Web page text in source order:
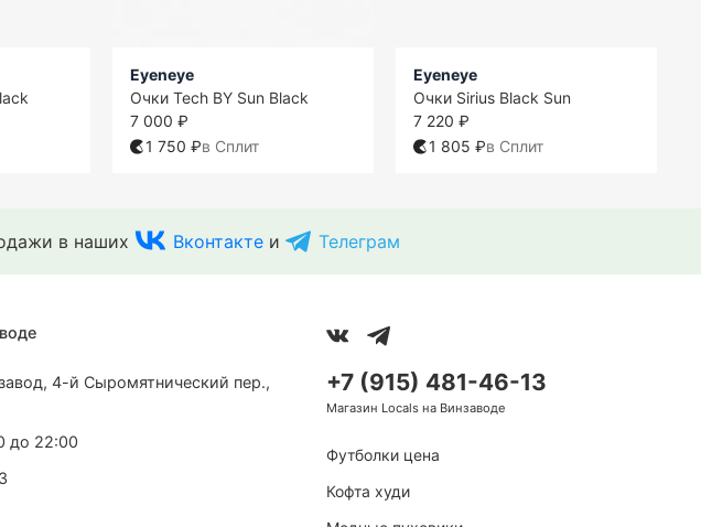
Eyeneye
Очки Tech BY Sun Black
7 000 ₽
1 750 ₽в Сплит
Eyeneye
Очки Sirius Black Sun
7 220 ₽
1 805 ₽в Сплит
в наших Вконтакте и Телеграм
4-й Сыромятнический пер.,
до 22:00
+7 (915) 481-46-13
Магазин Locals на Винзаводе
Футболки цена
Кофта худи